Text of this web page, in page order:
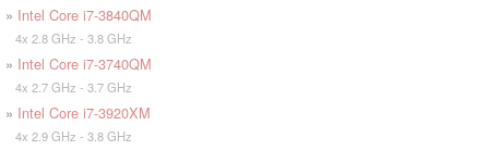
» Intel Core i7-3840QM
4x 2.8 GHz - 3.8 GHz
» Intel Core i7-3740QM
4x 2.7 GHz - 3.7 GHz
» Intel Core i7-3920XM
4x 2.9 GHz - 3.8 GHz